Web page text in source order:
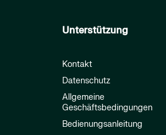
Unterstützung
Kontakt
Datenschutz
Allgemeine
Geschäftsbedingungen
Bedienungsanleitung